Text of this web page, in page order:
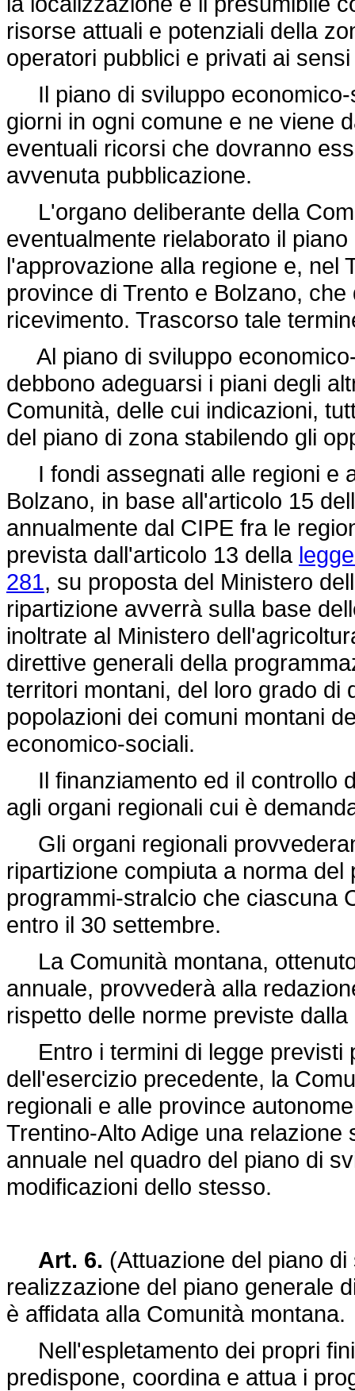
risorse attuali e potenziali della
operatori pubblici e privati ai
Il piano di sviluppo economico-
giorni in ogni comune e ne viene
eventuali ricorsi che dovranno
avvenuta pubblicazione.
L'organo deliberante della
eventualmente rielaborato il
l'approvazione alla regione e, nel
province di Trento e Bolzano,
ricevimento. Trascorso tale
Al piano di sviluppo
debbono adeguarsi i piani degli
Comunità, delle cui indicazioni,
del piano di zona stabilendo gli
I fondi assegnati alle regioni e
Bolzano, in base all'articolo 15
annualmente dal CIPE fra le
prevista dall'articolo 13 della
281, su proposta del Ministero
ripartizione avverrà sulla base
inoltrate al Ministero
direttive generali della
territori montani, del loro grado di
popolazioni dei comuni montani
economico-sociali.
Il finanziamento ed il controllo
agli organi regionali cui è
Gli organi regionali
ripartizione compiuta a norma
programmi-stralcio che ciascuna
entro il 30 settembre.
La Comunità montana,
annuale, provvederà alla
rispetto delle norme previste dalla
Entro i termini di legge previsti
dell'esercizio precedente, la
regionali e alle province
Trentino-Alto Adige una
annuale nel quadro del piano di
modificazioni dello stesso.
Art. 6. (Attuazione del piano
realizzazione del piano generale
è affidata alla Comunità montana.
Nell'espletamento dei propri
predispone, coordina e attua i